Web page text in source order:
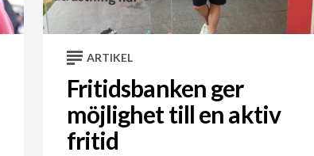
ARTIKEL
Fritidsbanken ger
möjlighet till en aktiv
fritid